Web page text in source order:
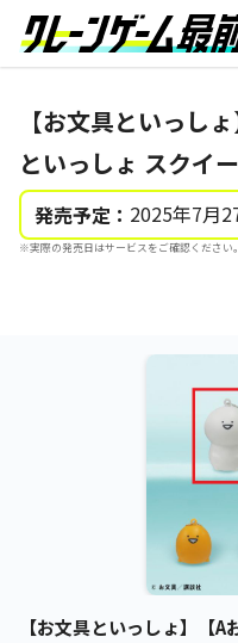
【お文具といっし
といっしょ スクイ
発売予定： 2025年7月
※実際の発売日はサービスをご確認ください。
【お文具といっしょ】【